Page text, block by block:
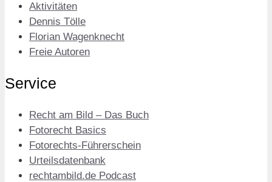
Aktivitäten
Dennis Tölle
Florian Wagenknecht
Freie Autoren
Service
Recht am Bild – Das Buch
Fotorecht Basics
Fotorechts-Führerschein
Urteilsdatenbank
rechtambild.de Podcast